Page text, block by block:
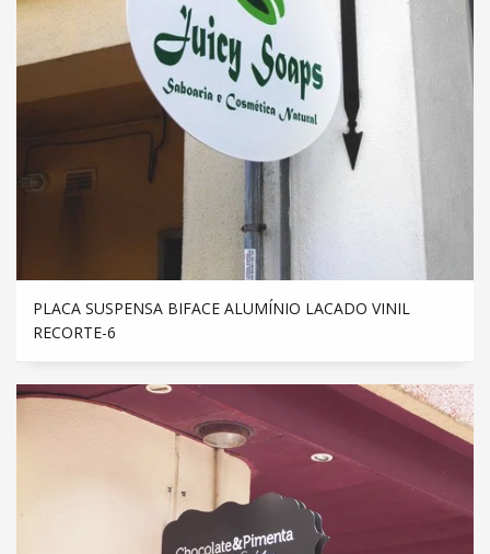
PLACA SUSPENSA BIFACE ALUMÍNIO LACADO VINIL
RECORTE-6